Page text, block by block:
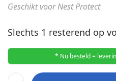
€ 29,95. € 24,95.
Geschikt voor Nest Protect
Slechts 1 resterend op
* Nu besteld =